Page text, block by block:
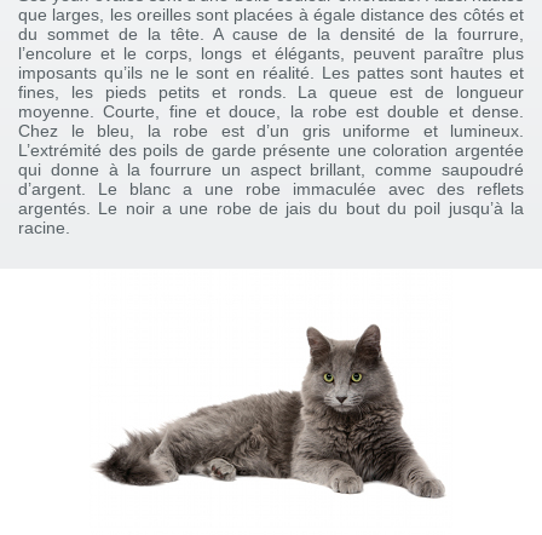
que larges, les oreilles sont placées à égale distance des côtés et
du sommet de la tête. A cause de la densité de la fourrure,
l’encolure et le corps, longs et élégants, peuvent paraître plus
imposants qu’ils ne le sont en réalité. Les pattes sont hautes et
fines, les pieds petits et ronds. La queue est de longueur
moyenne. Courte, fine et douce, la robe est double et dense.
Chez le bleu, la robe est d’un gris uniforme et lumineux.
L’extrémité des poils de garde présente une coloration argentée
qui donne à la fourrure un aspect brillant, comme saupoudré
d’argent. Le blanc a une robe immaculée avec des reflets
argentés. Le noir a une robe de jais du bout du poil jusqu’à la
racine.